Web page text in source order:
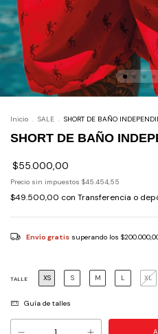
Inicio . SALE . SHORT DE BAÑO
SHORT DE BAÑO
$55.000,00
Precio sin impuestos $45.454,55
$49.500,00 con Transferencia o
Envío gratis superando los
TALLE XS S M L XL
Guía de talles